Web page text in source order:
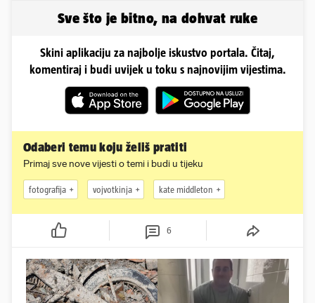
Nevjerojatno. Žena u
djece na romobilu!
svoje Tije: Pogledajte
kako je izgledalo
vjenčanje...
Sve što je bitno, na dohvat ruke
komentiraj i budi uvijek u toku s najnovijim vijestima.
Odaberi temu koju želiš pratiti
Primaj sve nove vijesti o temi i budi u tijeku
fotografija vojvotkinja kate middleton